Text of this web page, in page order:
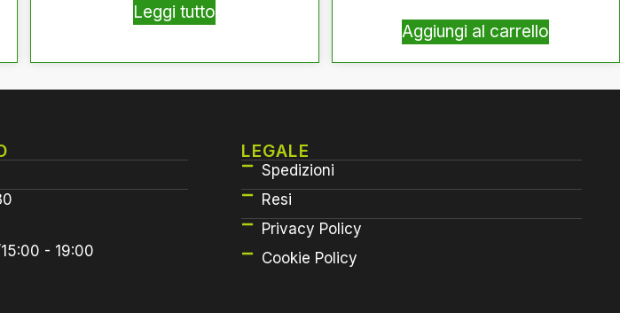
Leggi tutto
Aggiungi al carrello
- 19:00
LEGALE
Spedizioni
Resi
Privacy Policy
Cookie Policy